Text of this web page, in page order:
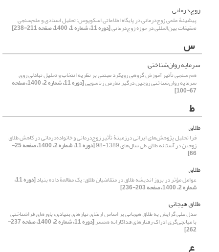
زوج‌درمانی
پیشینۀ علمی زوج‌درمانی در پایگاه اطلاعاتی اسکوپوس: تحلیل اسنادی و علم‌سنجی
تحقیقات بین‌المللی در حوزه زوج‌درمانی[دوره 11، شماره 1، 1400، صفحه 211-238]
س
سرمایه روان‌شناختی
هم سنجی تأثیر آموزش گروهی رویکرد مبتنی بر نظریه انتخاب و تحلیل تبادلی روی
سرمایه روان‌شناختی زوجین درگیر تعارض زناشویی [دوره 11، شماره 2، 1400، صفحه
67-100]
ط
طلاق
فرا تحلیل پژوهش‌های ایرانی درزمینۀ تأثیر زوج‌درمانی و خانواده‌درمانی در کاهش طلاق
زوجین در آستانه طلاق طی سال‌های 1389-98 [دوره 11، شماره 2، 1400، صفحه 25-
66]
طلاق
عوامل مؤثر در بروز اندیشه طلاق در متقاضیان طلاق: یک مطالعۀ داده بنیاد [دوره 11،
شماره 2، 1400، صفحه 203-236]
طلاق هیجانی
مدل علی گرایش به طلاق هیجانی بر اساس ارضای نیازهای بنیادی، باورهای فراشناختی
با میانجی‌گری ادراک رفتارهای فداکارانه همسر [دوره 11، شماره 2، 1400، صفحه 237-
262]
ع